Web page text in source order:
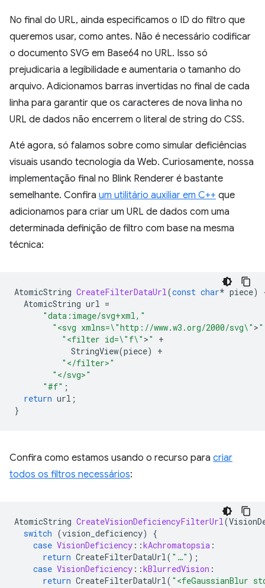
No final do URL, ainda especificamos o ID do filtro que
queremos usar, como antes. Não é necessário codificar
o documento SVG em Base64 no URL. Isso só
prejudicaria a legibilidade e aumentaria o tamanho do
arquivo. Adicionamos barras invertidas no final de cada
linha para garantir que os caracteres de nova linha no
URL de dados não encerrem o literal de string do CSS.
Até agora, só falamos sobre como simular deficiências
visuais usando tecnologia da Web. Curiosamente, nossa
implementação final no Blink Renderer é bastante
semelhante. Confira um utilitário auxiliar em C++ que
adicionamos para criar um URL de dados com uma
determinada definição de filtro com base na mesma
técnica:
AtomicString CreateFilterDataUrl(const char* piece)
AtomicString url =
"data:image/svg+xml,"
"<svg xmlns=\"http://www.w3.org/2000/svg\" >"
"<filter id=\" f\" >"
+
StringView(piece)
+
"</filter>"
"</svg>"
"#f" ;
return url ;
}
Confira como estamos usando o recurso para criar
todos os filtros necessários:
AtomicString CreateVisionDeficiencyFilterUrl(
switch (vision_deficiency)
{
case VisionDeficiency ::kAchromatopsia :
return CreateFilterDataUrl( "…" );
case VisionDeficiency ::kBlurredVision :
return CreateFilterDataUrl( "<feGaussianBlur